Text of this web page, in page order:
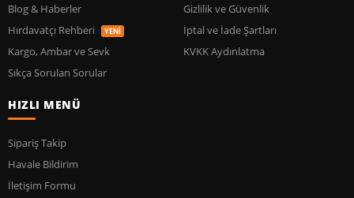
Blog & Haberler
Hırdavatçı Rehberi
YENİ
Kargo, Ambar ve Sevk
Sıkça Sorulan Sorular
Gizlilik ve Güvenlik
İptal ve İade Şartları
KVKK Aydınlatma
HIZLI MENÜ
Sipariş Takip
Havale Bildirim
İletişim Formu